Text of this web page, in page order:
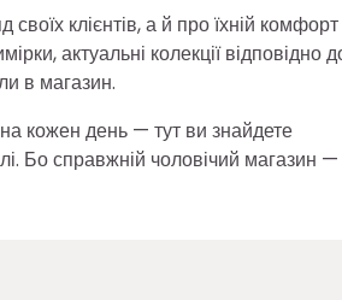
клієнтів, а й про їхній комфорт
актуальні колекції відповідно
в магазин.
кожен день — тут ви знайдете
Бо справжній чоловічий магазин —